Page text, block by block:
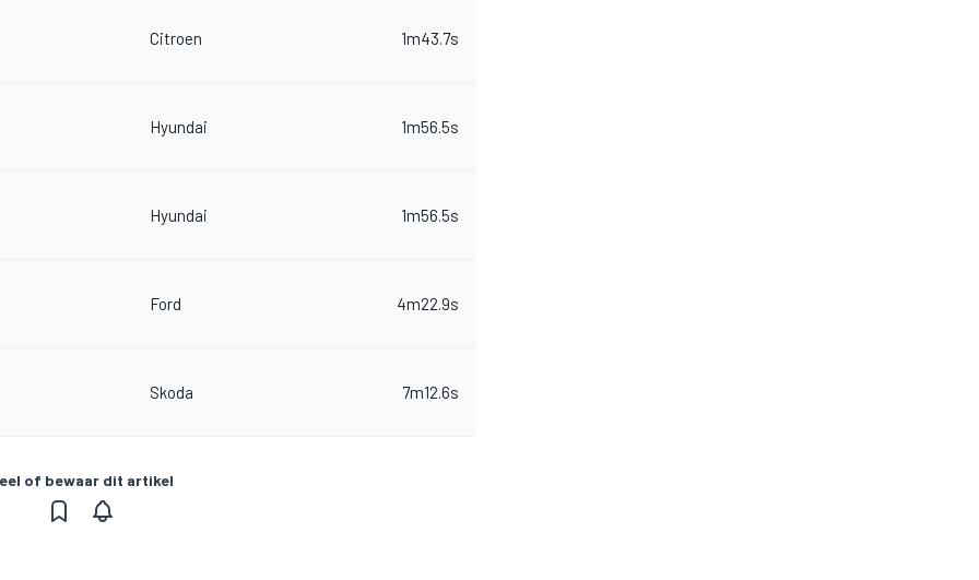
Citroen 1m43.7s
Hyundai 1m56.5s
Hyundai 1m56.5s
Ford 4m22.9s
Skoda 7m12.6s
of bewaar dit artikel